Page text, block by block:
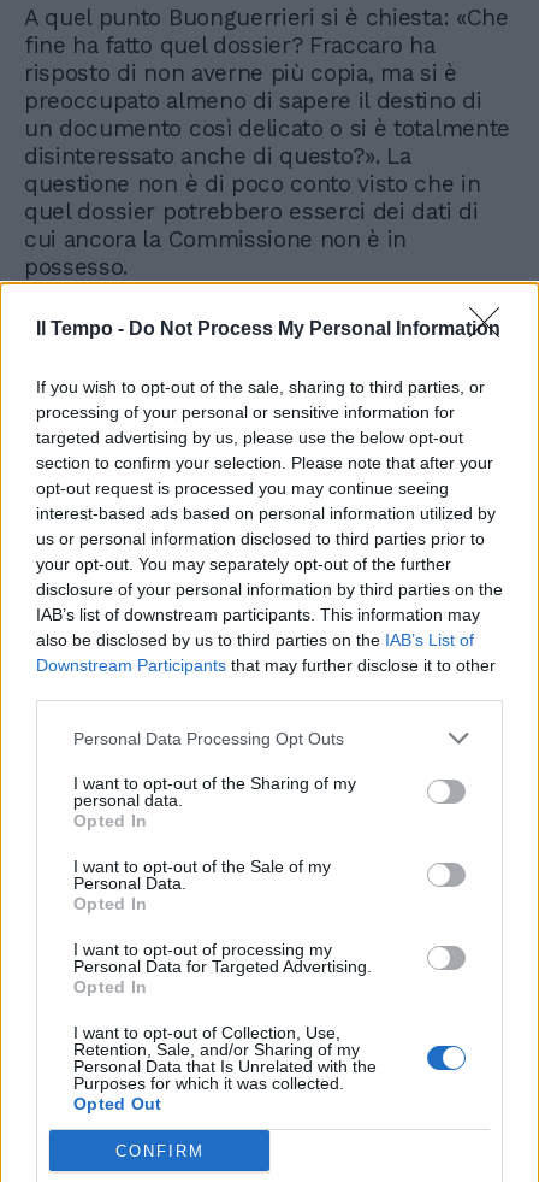
Il Tempo - Do Not Process My Personal Information
If you wish to opt-out of the sale, sharing to third parties, or
processing of your personal or sensitive information for
targeted advertising by us, please use the below opt-out
section to confirm your selection. Please note that after your
opt-out request is processed you may continue seeing
interest-based ads based on personal information utilized by
us or personal information disclosed to third parties prior to
your opt-out. You may separately opt-out of the further
disclosure of your personal information by third parties on the
IAB’s list of downstream participants. This information may
also be disclosed by us to third parties on the IAB’s List of
Downstream Participants that may further disclose it to other
Personal Data Processing Opt Outs
I want to opt-out of the Sharing of my
personal data.
Opted In
I want to opt-out of the Sale of my
Personal Data.
Opted In
I want to opt-out of processing my
Personal Data for Targeted Advertising.
Opted In
I want to opt-out of Collection, Use,
Retention, Sale, and/or Sharing of my
Personal Data that Is Unrelated with the
Purposes for which it was collected.
Opted Out
CONFIRM
A quel punto Buonguerrieri si è chiesta: «Che
fine ha fatto quel dossier? Fraccaro ha
risposto di non averne più copia, ma si è
preoccupato almeno di sapere il destino di
un documento così delicato o si è totalmente
disinteressato anche di questo?». La
questione non è di poco conto visto che in
quel dossier potrebbero esserci dei dati di
cui ancora la Commissione non è in
possesso.